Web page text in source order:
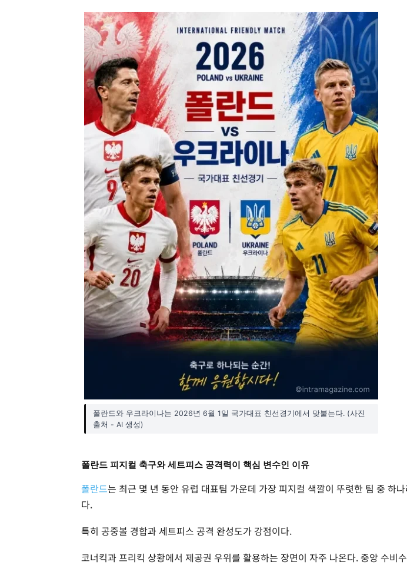
폴란드와 우크라이나는 2026년 6월 1일 국가대표 친선경기에서 맞붙는다. (사진
출처 - AI 생성)
폴란드 피지컬 축구와 세트피스 공격력이 핵심 변수인 이유
폴란드는 최근 몇 년 동안 유럽 대표팀 가운데 가장 피지컬 색깔이 뚜렷한 팀 중 하
다.
특히 공중볼 경합과 세트피스 공격 완성도가 강점이다.
코너킥과 프리킥 상황에서 제공권 우위를 활용하는 장면이 자주 나온다. 중앙 수비